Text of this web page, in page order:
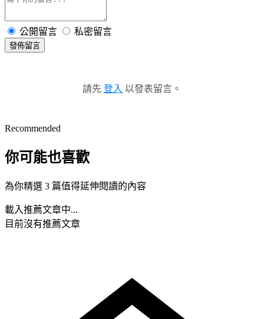
公開留言 私密留言
發佈留言
請先 登入 以發表留言。
Recommended
你可能也喜歡
為你精選 3 篇值得延伸閱讀的內容
載入推薦文章中...
目前沒有推薦文章